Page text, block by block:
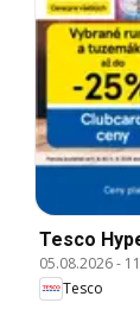
Tesco
05.08.2026-
Tesco